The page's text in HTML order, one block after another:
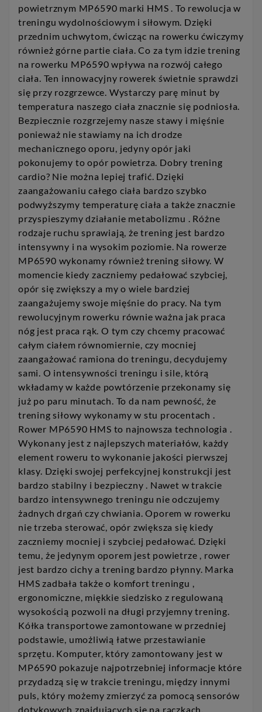
powietrznym MP6590 marki HMS . To rewolucja w
treningu wydolnościowym i siłowym. Dzięki
przednim uchwytom, ćwicząc na rowerku ćwiczymy
również górne partie ciała. Co za tym idzie trening
na rowerku MP6590 wpływa na rozwój całego
ciała. Ten innowacyjny rowerek świetnie sprawdzi
się przy rozgrzewce. Wystarczy parę minut by
temperatura naszego ciała znacznie się podniosła.
Bezpiecznie rozgrzejemy nasze stawy i mięśnie
ponieważ nie stawiamy na ich drodze
mechanicznego oporu, jedyny opór jaki
pokonujemy to opór powietrza. Dobry trening
cardio? Nie można lepiej trafić. Dzięki
zaangażowaniu całego ciała bardzo szybko
podwyższymy temperaturę ciała a także znacznie
przyspieszymy działanie metabolizmu . Różne
rodzaje ruchu sprawiają, że trening jest bardzo
intensywny i na wysokim poziomie. Na rowerze
MP6590 wykonamy również trening siłowy. W
momencie kiedy zaczniemy pedałować szybciej,
opór się zwiększy a my o wiele bardziej
zaangażujemy swoje mięśnie do pracy. Na tym
rewolucyjnym rowerku równie ważna jak praca
nóg jest praca rąk. O tym czy chcemy pracować
całym ciałem równomiernie, czy mocniej
zaangażować ramiona do treningu, decydujemy
sami. O intensywności treningu i sile, którą
wkładamy w każde powtórzenie przekonamy się
już po paru minutach. To da nam pewność, że
trening siłowy wykonamy w stu procentach .
Rower MP6590 HMS to najnowsza technologia .
Wykonany jest z najlepszych materiałów, każdy
element roweru to wykonanie jakości pierwszej
klasy. Dzięki swojej perfekcyjnej konstrukcji jest
bardzo stabilny i bezpieczny . Nawet w trakcie
bardzo intensywnego treningu nie odczujemy
żadnych drgań czy chwiania. Oporem w rowerku
nie trzeba sterować, opór zwiększa się kiedy
zaczniemy mocniej i szybciej pedałować. Dzięki
temu, że jedynym oporem jest powietrze , rower
jest bardzo cichy a trening bardzo płynny. Marka
HMS zadbała także o komfort treningu ,
ergonomiczne, miękkie siedzisko z regulowaną
wysokością pozwoli na długi przyjemny trening.
Kółka transportowe zamontowane w przedniej
podstawie, umożliwią łatwe przestawianie
sprzętu. Komputer, który zamontowany jest w
MP6590 pokazuje najpotrzebniej informacje które
przydadzą się w trakcie treningu, między innymi
puls, który możemy zmierzyć za pomocą sensorów
dotykowych znajdujących się na rączkach.